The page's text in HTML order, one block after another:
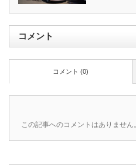
コメント
コメント (0)
この記事へのコメントはありません。